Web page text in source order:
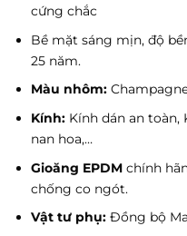
cứng chắc
Bề mặt sáng mịn, độ
25 năm.
Màu nhôm:
Kính:Kính dán an toàn,
nan hoa,…
Gioăng EPDMchính
chống co ngót.
Vật tư phụ:Đồng bộ